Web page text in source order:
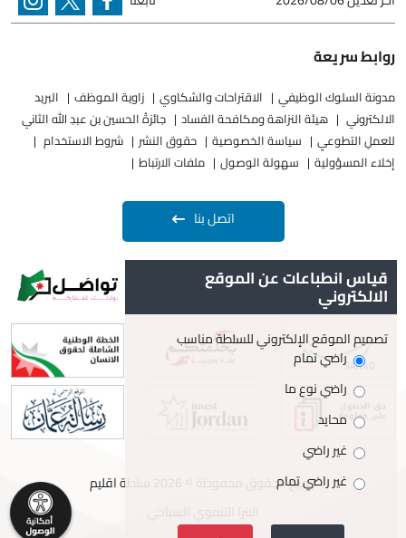
قياس انطباعات عن الموقع
الالكتروني
تصميم الموقع الإلكتروني للسلطة مناسب
راضي تمام
راضي نوع ما
محايد
غير راضي
غير راضي تمام
روابط سريعة
مدونة السلوك الوظيفي الاقتراحات والشكاوي زاوية الموظف
البريد
الالكتروني
هيئة النزاهة ومكافحة الفساد
جائزةُ الحسين بن عبدِ الله الثاني
للعملِ التطوعيِ
سياسة الخصوصية حقوق النشر
شروط الاستخدام
إخلاء المسؤولية
سهولة الوصول ملفات الارتباط
اتصل بنا
جميع الحقوق محفوظة © 2026 سلطة اقليم